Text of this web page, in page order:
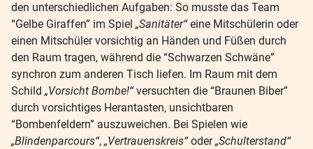
den unterschiedlichen Aufgaben: So musste das Team
“Gelbe Giraffen” im Spiel „Sanitäter“eine Mitschülerin oder
einen Mitschüler vorsichtig an Händen und Füßen durch
den Raum tragen, während die “Schwarzen Schwäne”
synchron zum anderen Tisch liefen. Im Raum mit dem
Schild „Vorsicht Bombe!“versuchten die “Braunen Biber”
durch vorsichtiges Herantasten, unsichtbaren
“Bombenfeldern” auszuweichen. Bei Spielen wie
„Blindenparcours“, „Vertrauenskreis“oder„Schulterstand“